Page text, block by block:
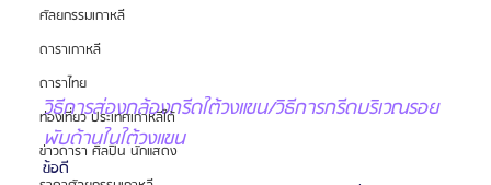
ศัลยกรรมเกาหลี
ดาราเกาหลี
ดาราไทย
ท่องเที่ยว ประเทศเกาหลีใต้
ข่าวดารา ศิลปิน นักแสดง
วิธีการส่องกล้องกรีดใต้วงแขน/วิธีการกรีดบริเวณรอย
พับด้านในใต้วงแขน
ข้อดี